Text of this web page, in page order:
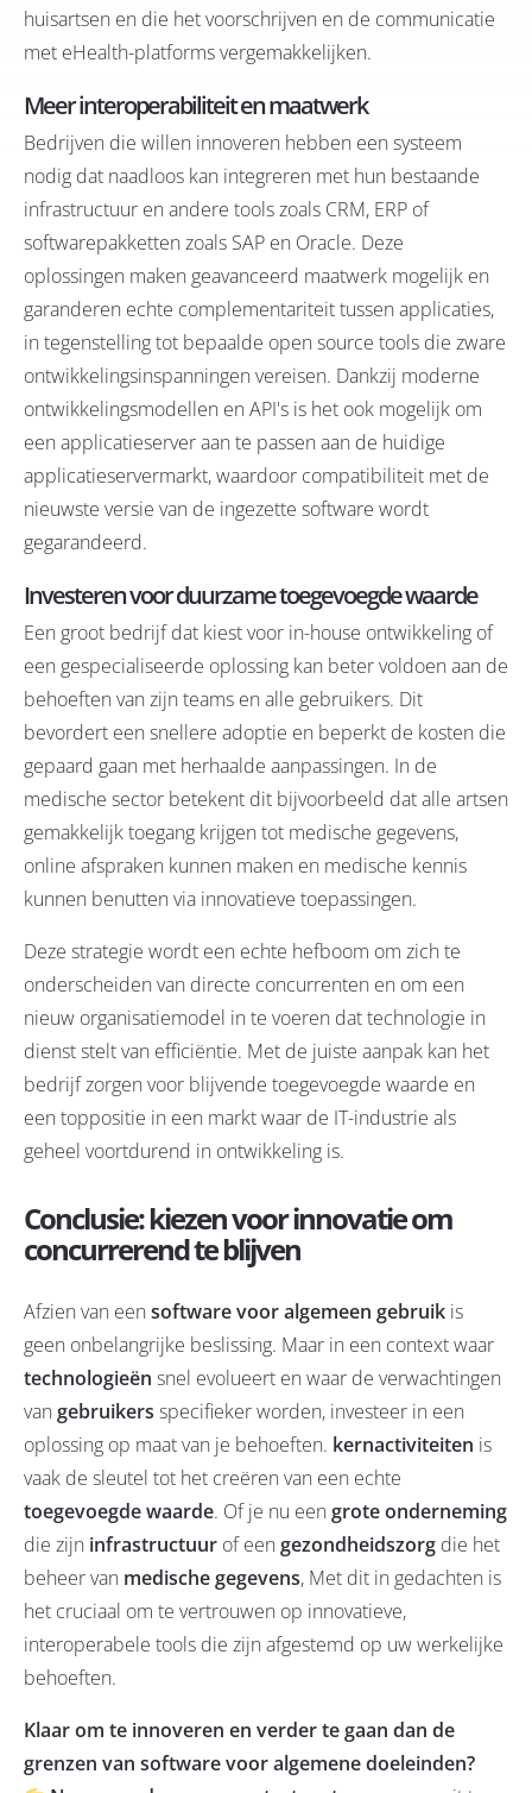
huisartsen en die het voorschrijven en de communicatie
met eHealth-platforms vergemakkelijken.
Meer interoperabiliteit en maatwerk
Bedrijven die willen innoveren hebben een systeem
nodig dat naadloos kan integreren met hun bestaande
infrastructuur en andere tools zoals CRM, ERP of
softwarepakketten zoals SAP en Oracle. Deze
oplossingen maken geavanceerd maatwerk mogelijk en
garanderen echte complementariteit tussen applicaties,
in tegenstelling tot bepaalde open source tools die zware
ontwikkelingsinspanningen vereisen. Dankzij moderne
ontwikkelingsmodellen en API's is het ook mogelijk om
een applicatieserver aan te passen aan de huidige
applicatieservermarkt, waardoor compatibiliteit met de
nieuwste versie van de ingezette software wordt
gegarandeerd.
Investeren voor duurzame toegevoegde waarde
Een groot bedrijf dat kiest voor in-house ontwikkeling of
een gespecialiseerde oplossing kan beter voldoen aan de
behoeften van zijn teams en alle gebruikers. Dit
bevordert een snellere adoptie en beperkt de kosten die
gepaard gaan met herhaalde aanpassingen. In de
medische sector betekent dit bijvoorbeeld dat alle artsen
gemakkelijk toegang krijgen tot medische gegevens,
online afspraken kunnen maken en medische kennis
kunnen benutten via innovatieve toepassingen.
Deze strategie wordt een echte hefboom om zich te
onderscheiden van directe concurrenten en om een
nieuw organisatiemodel in te voeren dat technologie in
dienst stelt van efficiëntie. Met de juiste aanpak kan het
bedrijf zorgen voor blijvende toegevoegde waarde en
een toppositie in een markt waar de IT-industrie als
geheel voortdurend in ontwikkeling is.
Conclusie: kiezen voor innovatie om
concurrerend te blijven
Afzien van eensoftware voor algemeen gebruik is
geen onbelangrijke beslissing. Maar in een context waar
technologieën snel evolueert en waar de verwachtingen
vangebruikers specifieker worden, investeer in een
oplossing op maat van je behoeften. kernactiviteiten is
vaak de sleutel tot het creëren van een echte
toegevoegde waarde. Of je nu eengrote onderneming
die zijn infrastructuur of eengezondheidszorg die het
beheer van medische gegevens, Met dit in gedachten is
het cruciaal om te vertrouwen op innovatieve,
interoperabele tools die zijn afgestemd op uw werkelijke
behoeften.
Klaar om te innoveren en verder te gaan dan de
grenzen van software voor algemene doeleinden?